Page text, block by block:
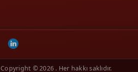
Copyright © 2026 . Her hakkı saklıdır.